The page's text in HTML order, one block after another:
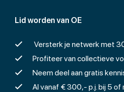
Lid worden van OE
Versterk je netwerk met
Profiteer van collectieve
Neem deel aan gratis
Al vanaf € 300,- p.j. bij 5 of